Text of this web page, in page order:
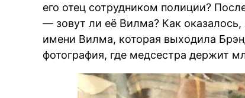
его отец сотрудником полиции?
— зовут ли её Вилма? Как
имени Вилма, которая выходила
фотография, где медсестра держит